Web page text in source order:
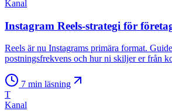
Kanal
Instagram Reels-strategi för
Reels är nu Instagrams primära format.
postningsfrekvens och hur ni skiljer er från
7 min läsning
T
Kanal